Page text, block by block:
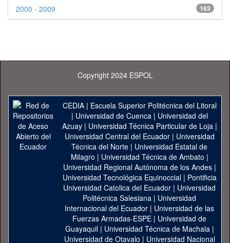
163
2000 - 2009
Copyright 2024 ESPOL
CEDIA| Escuela Superior Politécnica del Litoral
| Universidad de Cuenca| Universidad del
Azuay| Universidad Técnica Particular de Loja|
Universidad Central del Ecuador| Universidad
Técnica del Norte | Universidad Estatal de
Milagro | Universidad Técnica de Ambato |
Universidad Regional Autónoma de los Andes|
Universidad Tecnológica Equinoccial| Pontificia
Universidad Catolica del Ecuador | Universidad
Politécnica Salesiana | Universidad
Internacional del Ecuador | Universidad de las
Fuerzas Armadas-ESPE | Universidad de
Guayaquil| Universidad Técnica de Machala|
Universidad de Otavalo | Universidad Nacional